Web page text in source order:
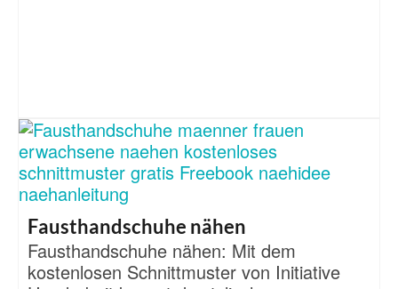
Fausthandschuhe nähen
Fausthandschuhe nähen: Mit dem
kostenlosen Schnittmuster von Initiative